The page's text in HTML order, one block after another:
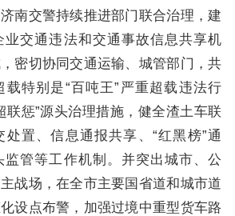
南交警持续推进部门联合治理，建
业交通违法和交通事故信息共享机
密切协同交通运输、城管部门，共
载特别是“百吨王”严重超载违法行
联惩”源头治理措施，健全渣土车联
置、信息通报共享、“红黑榜”通
监管等工作机制。并突出城市、公
战场，在全市主要国省道和城市道
设点布警，加强过境中重型货车路